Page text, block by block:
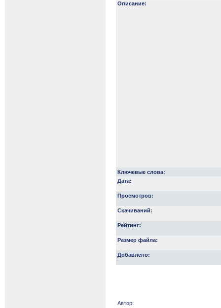
Описание:
Ключевые слова:
Дата:
Просмотров:
Скачиваний:
Рейтинг:
Размер файла:
Добавлено:
Автор: